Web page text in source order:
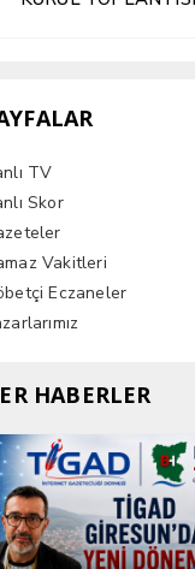
TV
Skor
Vakitleri
Eczaneler
HABERLER